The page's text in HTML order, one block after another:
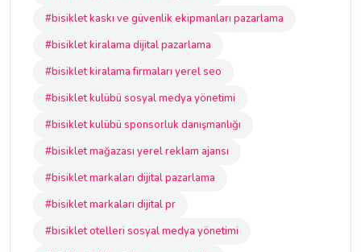
#bisiklet kaskı ve güvenlik ekipmanları pazarlama
#bisiklet kiralama dijital pazarlama
#bisiklet kiralama firmaları yerel seo
#bisiklet kulübü sosyal medya yönetimi
#bisiklet kulübü sponsorluk danışmanlığı
#bisiklet mağazası yerel reklam ajansı
#bisiklet markaları dijital pazarlama
#bisiklet markaları dijital pr
#bisiklet otelleri sosyal medya yönetimi